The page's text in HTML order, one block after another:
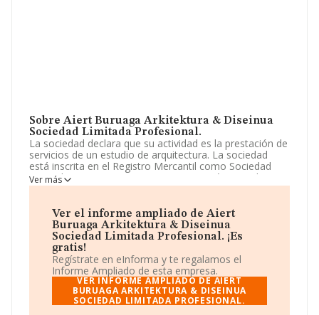
Sobre Aiert Buruaga Arkitektura & Diseinua
Sociedad Limitada Profesional.
La sociedad declara que su actividad es la prestación de
servicios de un estudio de arquitectura. La sociedad
está inscrita en el Registro Mercantil como Sociedad
Limitada. Tiene CNAE: 7111 - 'Servicios técnicos de
arquitectura'. La empresa no tiene actividad en
De acuerdo con la Recomendación 2003/361/CE de la
Comisión, de 6 de mayo de 2003, sobre la definición de
microempresas, pequeñas y medianas empresas, la
compañía reúne los requisitos de una microempresa.
Acerca del rendimiento de la empresa en 2025, frente al
año anterior, las ventas han bajado un 33%. Ha tenido
un 200% más de empleados y teniendo en cuenta la
información disponible en INFORMA, ha dispuesto de
Ver más
Ver el informe ampliado de Aiert
Buruaga Arkitektura & Diseinua
Sociedad Limitada Profesional. ¡Es
gratis!
Regístrate en eInforma y te regalamos el
Informe Ampliado de esta empresa.
VER INFORME AMPLIADO DE AIERT
BURUAGA ARKITEKTURA & DISEINUA
SOCIEDAD LIMITADA PROFESIONAL.